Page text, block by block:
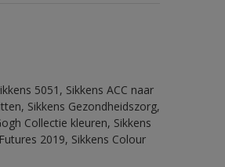
5051, Sikkens ACC naar
Sikkens Gezondheidszorg,
Collectie kleuren, Sikkens
2019, Sikkens Colour